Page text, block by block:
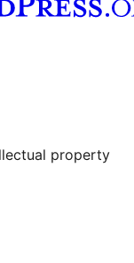
property